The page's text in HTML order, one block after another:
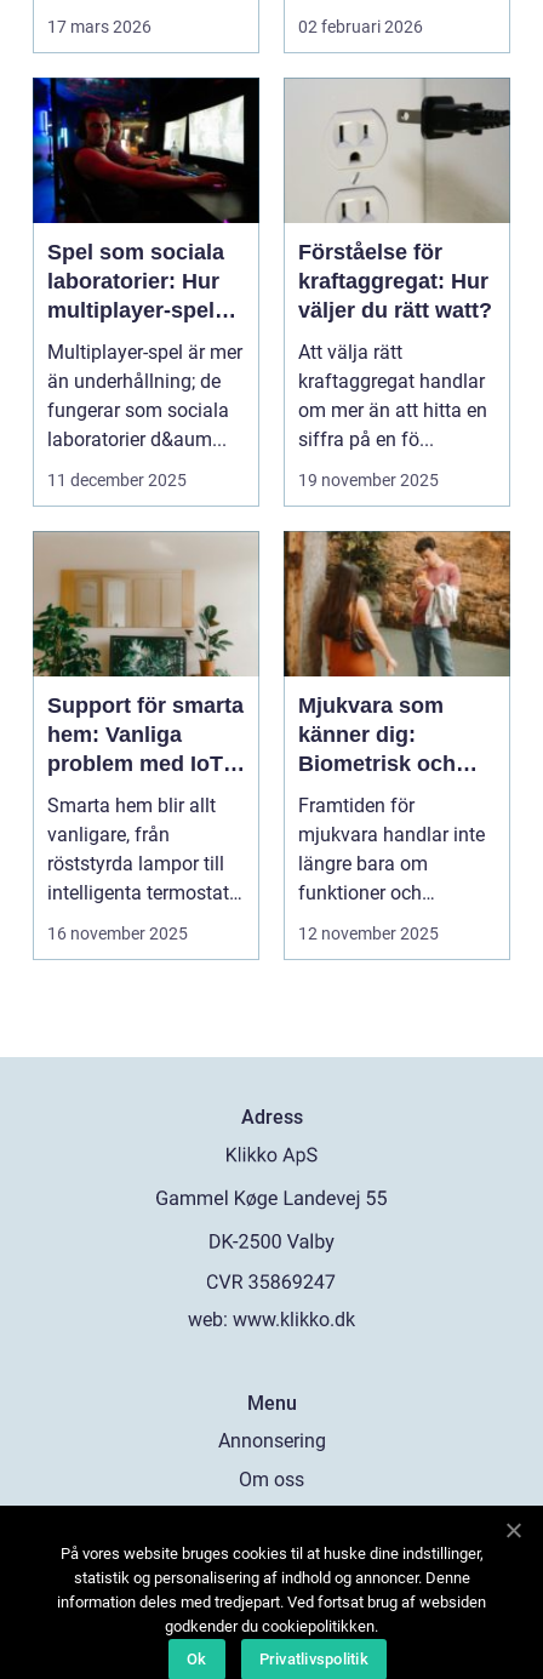
erfarenhet ...
17 mars 2026
rörliga bilder. När
02 februari 2026
Spel som sociala
laboratorier: Hur
multiplayer-spel
speglar mänskligt
beteende
Multiplayer-spel är mer
än underhållning; de
fungerar som sociala
laboratorier d&aum...
11 december 2025
Förståelse för
kraftaggregat: Hur
väljer du rätt watt?
Att välja rätt
kraftaggregat handlar
om mer än att hitta en
siffra på en fö...
19 november 2025
Support för smarta
hem: Vanliga
problem med IoT-
enheter
Smarta hem blir allt
vanligare, från
röststyrda lampor till
intelligenta termostater
och ...
16 november 2025
Mjukvara som
känner dig:
Biometrisk och
beteendedriven
personalisering
Framtiden för
mjukvara handlar inte
längre bara om
funktioner och
användargränss...
12 november 2025
Adress
web: www.klikko.dk
Menu
Annonsering
Om oss
Kontakta oss
Sitemap
På vores website bruges cookies til at huske dine indstillinger,
statistik og personalisering af indhold og annoncer. Denne
information deles med tredjepart. Ved fortsat brug af websiden
godkender du cookiepolitikken.
Ok
Privatlivspolitik